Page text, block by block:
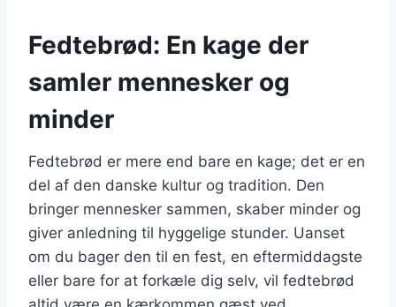
Fedtebrød: En kage der
samler mennesker og
minder
Fedtebrød er mere end bare en kage; det er en
del af den danske kultur og tradition. Den
bringer mennesker sammen, skaber minder og
giver anledning til hyggelige stunder. Uanset
om du bager den til en fest, en eftermiddagste
eller bare for at forkæle dig selv, vil fedtebrød